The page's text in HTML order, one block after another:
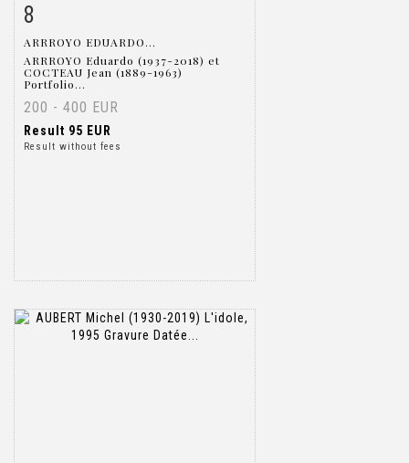
8
ARRROYO EDUARDO...
ARRROYO Eduardo (1937-2018) et
COCTEAU Jean (1889-1963)
Portfolio...
200 - 400 EUR
Result 95 EUR
Result without fees